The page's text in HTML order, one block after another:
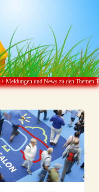
und News zu den Themen